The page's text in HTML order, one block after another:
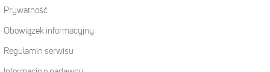
Prywatność
Obowiązek informacyjny
Regulamin serwisu